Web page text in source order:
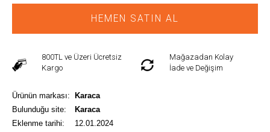
HEMEN SATIN AL
800TL ve Üzeri Ücretsiz
Kargo
Mağazadan Kolay
İade ve Değişim
Ürünün markası:
Karaca
Bulunduğu site:
Karaca
Eklenme tarihi:
12.01.2024